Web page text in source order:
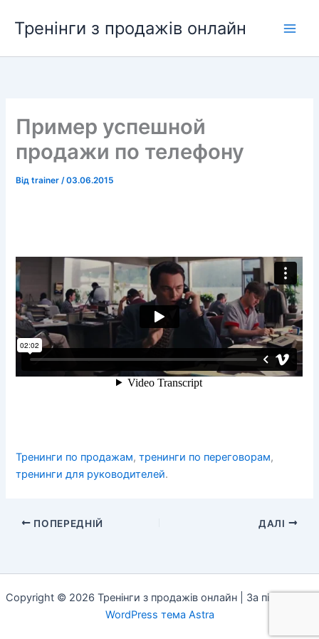
вмісту
Тренінги з продажів онлайн
Пример успешной
продажи по телефону
Відtrainer/03.06.2015
Тренинги по продажам,тренинги по переговорам,
тренинги для руководителей.
ПОПЕРЕДНІЙ ДАЛІ
Copyright © 2026 Тренінги з продажів онлайн | За підтримки
WordPress тема Astra